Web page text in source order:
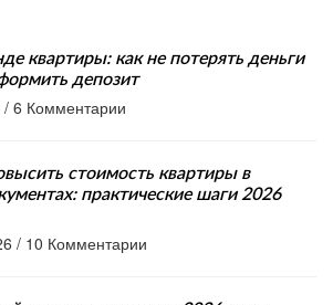
квартиры: как не потерять деньги
депозит
/ 6 Комментарии
стоимость квартиры в
практические шаги 2026
/ 10 Комментарии